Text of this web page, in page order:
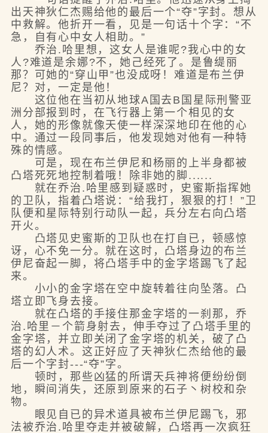
出天神狄仁杰赐给他的最后一个“夺”字封。想从
中救解。他折开一看，见是一句话十个字：“不
急，自有心中女人相助。”
乔治.哈里想，这女人是谁呢?我心中的女
人?难道是余娜?不，她己经死了。是鲁缇丽
那？可她的“穿山甲”也没成呀！难道是布兰伊
尼？对，一定是他！
这位他在当初从地球A国去B国星际刑警亚
洲分部报到时，在飞行器上第一个相见的女
人，她的形像就像天使一样深深地印在他的心
中。通过一段同事后，他发现她对他有一种特
殊的情感。
可是，现在布兰伊尼和杨丽的上半身都被
凸塔死死地控制着哦！除非她的脚......
就在乔治.哈里感到疑惑时，史蜜斯指挥她
的卫队，指着凸塔说：“给我打，狠狠的打！”卫
队便和星际特别行动队一起，兵分左右向凸塔
开火。
凸塔见史蜜斯的卫队也在打自已，顿感惊
讶，心不免一分。就在这时，凸塔身边的布兰
伊尼奋起一脚，将凸塔手中的金字塔踢飞了起
来。
小小的金字塔在空中旋转着往向坠落。凸
塔立即飞身去接。
就在凸塔的手接住那金字塔的一刹那，乔
治.哈里－个箭身射去，伸手夺过了凸塔手里的
金字塔，并立即关闭了金字塔的机关，破了凸
塔的幻人术。这正好应了天神狄仁杰给他的最
后一个字封---“夺”字。
顿时，那些凶猛的所谓天兵神将便纷纷倒
地，瞬间消失，还原到原来的石子丶树校和杂
物。
眼见自已的异术道具被布兰伊尼踢飞，邪
法被乔治.哈里夺走并被破解，凸塔再一次疯狂